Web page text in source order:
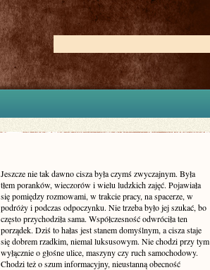
Jeszcze nie tak dawno cisza była czymś zwyczajnym. Była
tłem poranków, wieczorów i wielu ludzkich zajęć. Pojawiała
się pomiędzy rozmowami, w trakcie pracy, na spacerze, w
podróży i podczas odpoczynku. Nie trzeba było jej szukać, bo
często przychodziła sama. Współczesność odwróciła ten
porządek. Dziś to hałas jest stanem domyślnym, a cisza staje
się dobrem rzadkim, niemal luksusowym. Nie chodzi przy tym
wyłącznie o głośne ulice, maszyny czy ruch samochodowy.
Chodzi też o szum informacyjny, nieustanną obecność